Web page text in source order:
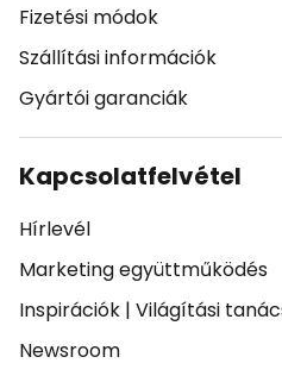
Fizetési módok
Szállítási információk
Gyártói garanciák
Kapcsolatfelvétel
Hírlevél
Marketing együttműködés
Inspirációk | Világítási
Newsroom